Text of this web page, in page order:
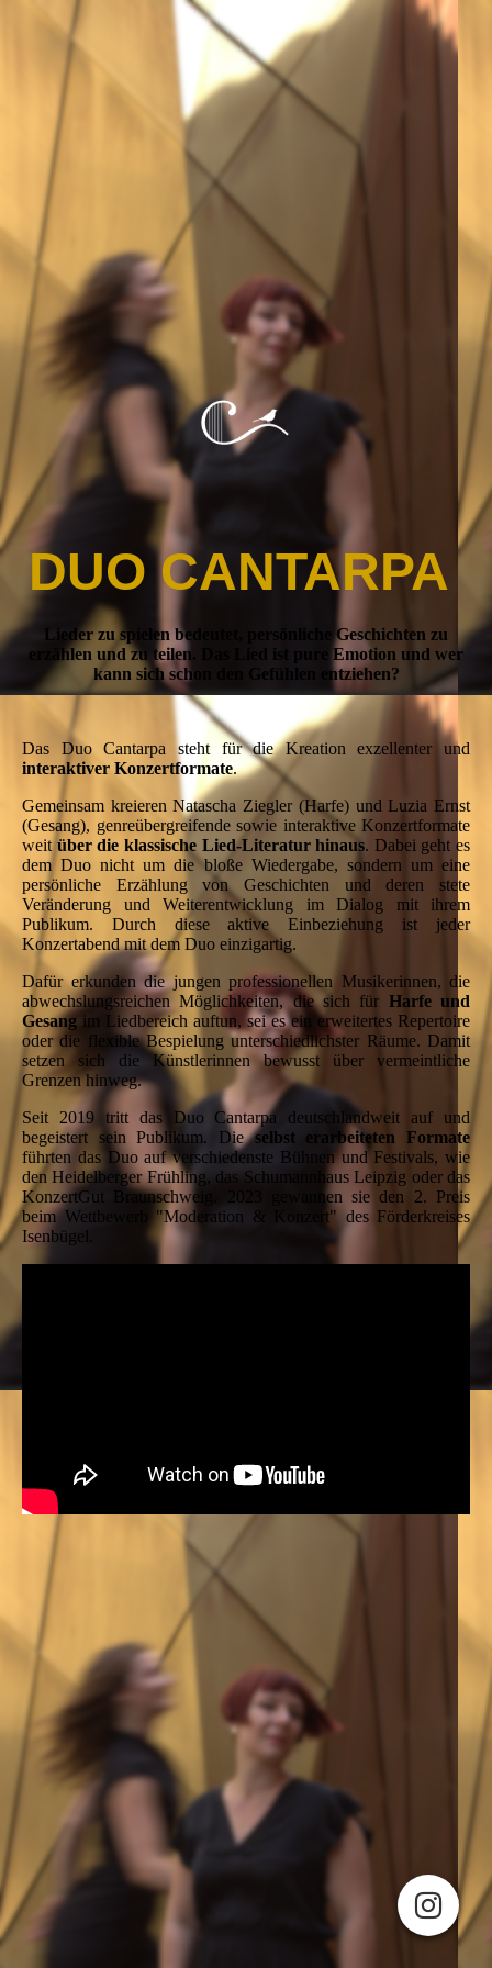
DUO CANTARPA
Lieder zu spielen bedeutet, persönliche Geschichten zu
erzählen und zu teilen. Das Lied ist pure Emotion und wer
kann sich schon den Gefühlen entziehen?
Das Duo Cantarpa steht für die Kreation exzellenter und
interaktiver Konzertformate.
Gemeinsam kreieren Natascha Ziegler (Harfe) und Luzia Ernst
(Gesang), genreübergreifende sowie interaktive Konzertformate
weitüber die klassische Lied-Literatur hinaus. Dabei geht es
dem Duo nicht um die bloße Wiedergabe, sondern um eine
persönliche Erzählung von Geschichten und deren stete
Veränderung und Weiterentwicklung im Dialog mit ihrem
Publikum. Durch diese aktive Einbeziehung ist jeder
Konzertabend mit dem Duo einzigartig.
Dafür erkunden die jungen professionellen Musikerinnen, die
abwechslungsreichen Möglichkeiten, die sich für Harfe und
Gesang im Liedbereich auftun, sei es ein erweitertes Repertoire
oder die flexible Bespielung unterschiedlichster Räume. Damit
setzen sich die Künstlerinnen bewusst über vermeintliche
Grenzen hinweg.
Seit 2019 tritt das Duo Cantarpa deutschlandweit auf und
begeistert sein Publikum. Dieselbst erarbeiteten Formate
führten das Duo auf verschiedenste Bühnen und Festivals, wie
den Heidelberger Frühling, das Schumannhaus Leipzig oder das
KonzertGut Braunschweig. 2023 gewannen sie den 2. Preis
beim Wettbewerb "Moderation & Konzert" des Förderkreises
Isenbügel.